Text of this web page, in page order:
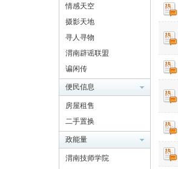
网
情感天空
摄影天地
寻人寻物
渭南辟谣联盟
谝闲传
便民信息
房屋租售
二手置换
政能量
渭南技师学院